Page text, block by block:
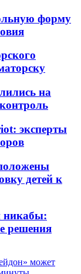
форму
на
эксперты
детей к
никабы:
решения
может